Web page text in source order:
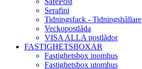
Serafini
Tidningsfack - Tidningshållare
Veckopostlåda
VISA ALLA postlådor
FASTIGHETSBOXAR
Fastighetsbox inomhus
Fastighetsbox utomhus